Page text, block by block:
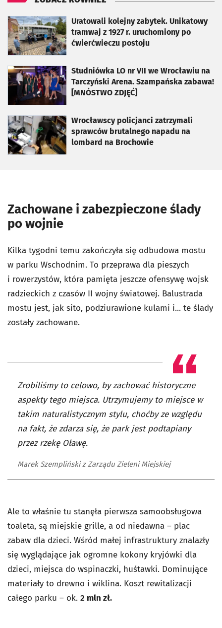
Uratowali kolejny zabytek. Unikatowy
tramwaj z 1927 r. uruchomiony po
ćwierćwieczu postoju
otworzy się w nowej karcie
Studniówka LO nr VII we Wrocławiu na
Tarczyński Arena. Szampańska zabawa!
[MNÓSTWO ZDJĘĆ]
otworzy się w nowej karcie
Wrocławscy policjanci zatrzymali
sprawców brutalnego napadu na
lombard na Brochowie
otworzy się w nowej karcie
Zachowane i zabezpieczone ślady
po wojnie
Kilka tygodni temu zakończyła się odbudowa mostu
w parku Wschodnim. To przeprawa dla pieszych
i rowerzystów, która pamięta jeszcze ofensywę wojsk
radzieckich z czasów II wojny światowej. Balustrada
mostu jest, jak sito, podziurawione kulami i... te ślady
zostały zachowane.
Zrobiliśmy to celowo, by zachować historyczne
aspekty tego miejsca. Utrzymujemy to miejsce w
takim naturalistycznym stylu, choćby ze względu
na fakt, że zdarza się, że park jest podtapiany
przez rzekę Oławę.
Marek Szempliński z Zarządu Zieleni Miejskiej
Ale to właśnie tu stanęła pierwsza samoobsługowa
toaleta, są miejskie grille, a od niedawna – plac
zabaw dla dzieci. Wśród małej infrastruktury znalazły
się wyglądające jak ogromne kokony kryjówki dla
dzieci, miejsca do wspinaczki, huśtawki. Dominujące
materiały to drewno i wiklina. Koszt rewitalizacji
całego parku – ok. 2 mln zł.